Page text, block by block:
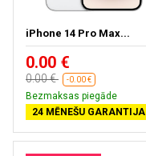
iPhone 14 Pro Max...
0.00 €
0.00 € -0.00 €
Bezmaksas piegāde
24 MĒNEŠU GARANTIJA